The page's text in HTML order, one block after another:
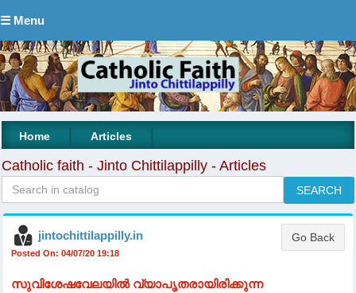
☰ Menu
Home Articles
Catholic faith - Jinto Chittilappilly - Articles
jintochittilappilly.in
Posted On: 04/07/20 19:18
സുവിശേഷവേലയിൽ വ്യാപൃതരായിരിക്കുന്ന